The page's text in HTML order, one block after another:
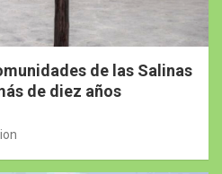
de las Salinas
de diez años